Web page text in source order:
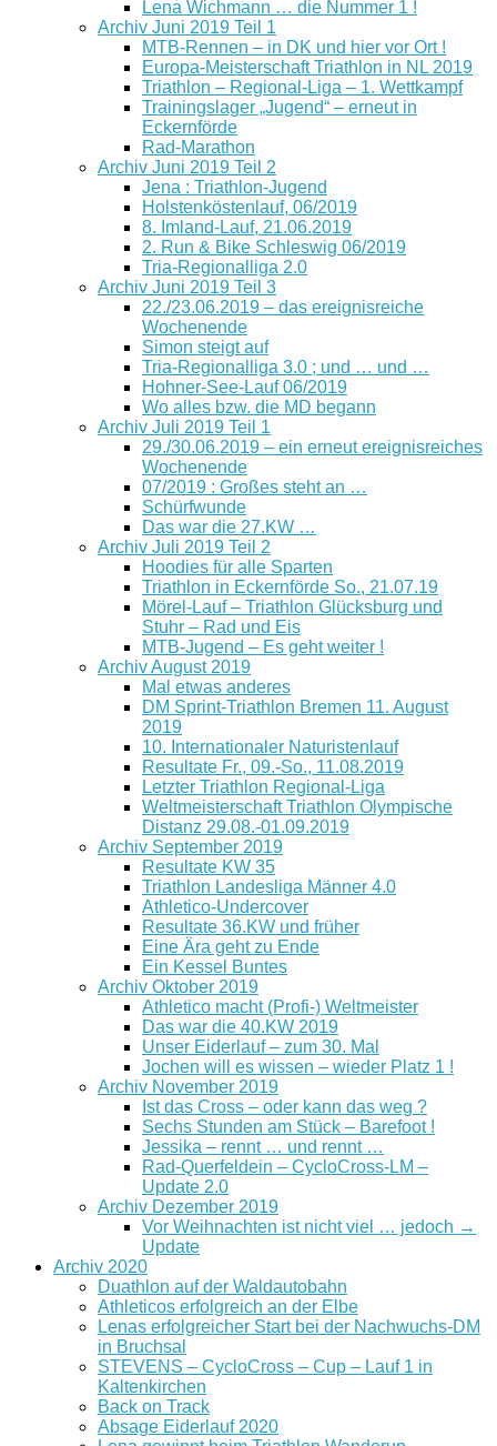
Lena Wichmann … die Nummer 1 !
Archiv Juni 2019 Teil 1
MTB-Rennen – in DK und hier vor Ort !
Europa-Meisterschaft Triathlon in NL 2019
Triathlon – Regional-Liga – 1. Wettkampf
Trainingslager „Jugend“ – erneut in
Eckernförde
Rad-Marathon
Archiv Juni 2019 Teil 2
Jena : Triathlon-Jugend
Holstenköstenlauf, 06/2019
8. Imland-Lauf, 21.06.2019
2. Run & Bike Schleswig 06/2019
Tria-Regionalliga 2.0
Archiv Juni 2019 Teil 3
22./23.06.2019 – das ereignisreiche
Wochenende
Simon steigt auf
Tria-Regionalliga 3.0 ; und … und …
Hohner-See-Lauf 06/2019
Wo alles bzw. die MD begann
Archiv Juli 2019 Teil 1
29./30.06.2019 – ein erneut ereignisreiches
Wochenende
07/2019 : Großes steht an …
Schürfwunde
Das war die 27.KW …
Archiv Juli 2019 Teil 2
Hoodies für alle Sparten
Triathlon in Eckernförde So., 21.07.19
Mörel-Lauf – Triathlon Glücksburg und
Stuhr – Rad und Eis
MTB-Jugend – Es geht weiter !
Archiv August 2019
Mal etwas anderes
DM Sprint-Triathlon Bremen 11. August
2019
10. Internationaler Naturistenlauf
Resultate Fr., 09.-So., 11.08.2019
Letzter Triathlon Regional-Liga
Weltmeisterschaft Triathlon Olympische
Distanz 29.08.-01.09.2019
Archiv September 2019
Resultate KW 35
Triathlon Landesliga Männer 4.0
Athletico-Undercover
Resultate 36.KW und früher
Eine Ära geht zu Ende
Ein Kessel Buntes
Archiv Oktober 2019
Athletico macht (Profi-) Weltmeister
Das war die 40.KW 2019
Unser Eiderlauf – zum 30. Mal
Jochen will es wissen – wieder Platz 1 !
Archiv November 2019
Ist das Cross – oder kann das weg ?
Sechs Stunden am Stück – Barefoot !
Jessika – rennt … und rennt …
Rad-Querfeldein – CycloCross-LM –
Update 2.0
Archiv Dezember 2019
Vor Weihnachten ist nicht viel … jedoch →
Update
Archiv 2020
Duathlon auf der Waldautobahn
Athleticos erfolgreich an der Elbe
Lenas erfolgreicher Start bei der Nachwuchs-DM
in Bruchsal
STEVENS – CycloCross – Cup – Lauf 1 in
Kaltenkirchen
Back on Track
Absage Eiderlauf 2020